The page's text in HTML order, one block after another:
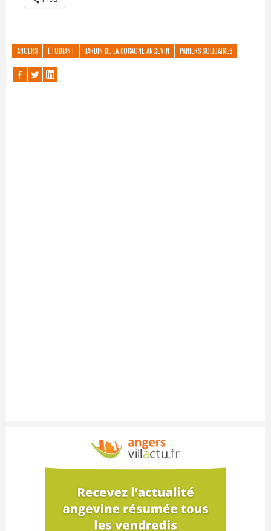
ANGERS ÉTUDIANT JARDIN DE LA COCAGNE ANGEVIN PANIERS SOLIDAIRES